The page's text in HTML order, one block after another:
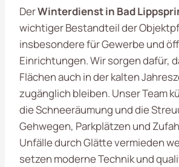
DerWinterdienst in Bad
wichtiger Bestandteil der
insbesondere für Gewerbe und
Einrichtungen. Wir sorgen dafür,
Flächen auch in der kalten
zugänglich bleiben. Unser Team
die Schneeräumung und die
Gehwegen, Parkplätzen und
Unfälle durch Glätte vermieden
setzen moderne Technik und